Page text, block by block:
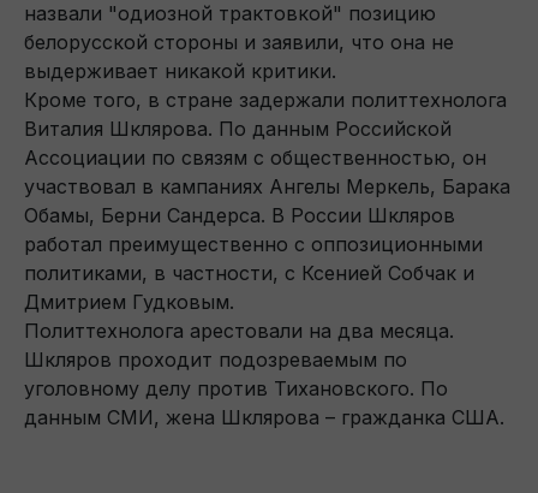
назвали "одиозной трактовкой" позицию
белорусской стороны и заявили, что она не
выдерживает никакой критики.
Кроме того, в стране задержали политтехнолога
Виталия Шклярова. По данным Российской
Ассоциации по связям с общественностью, он
участвовал в кампаниях Ангелы Меркель, Барака
Обамы, Берни Сандерса. В России Шкляров
работал преимущественно с оппозиционными
политиками, в частности, с Ксенией Собчак и
Дмитрием Гудковым.
Политтехнолога арестовали на два месяца.
Шкляров проходит подозреваемым по
уголовному делу против Тихановского. По
данным СМИ, жена Шклярова – гражданка США.